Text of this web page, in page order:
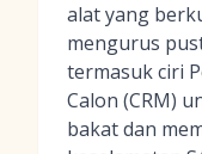
alat yang
mengurus
termasuk ciri
Calon (CRM)
bakat dan